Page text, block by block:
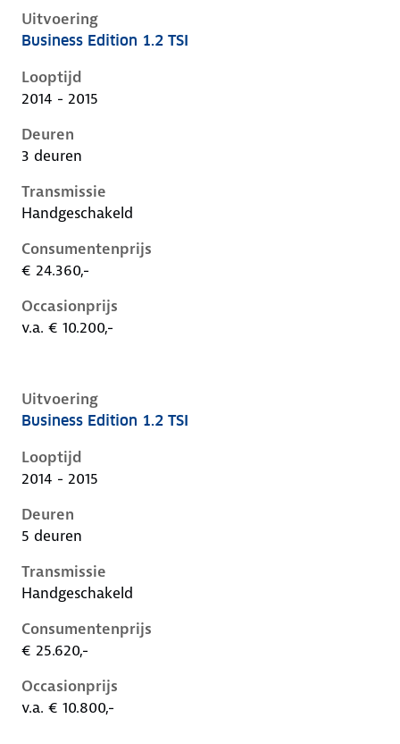
Uitvoering
Volkswagen Golf vii, 1.2 tsi, 77 kW, Benzine, 3 deuren
Business Edition 1.2 TSI
Looptijd
2014 - 2015
Deuren
3 deuren
Transmissie
Handgeschakeld
Consumentenprijs
€ 24.360,-
Occasionprijs
v.a. € 10.200,-
Uitvoering
Volkswagen Golf vii, 1.2 tsi, 77 kW, Benzine, 5 deuren
Business Edition 1.2 TSI
Looptijd
2014 - 2015
Deuren
5 deuren
Transmissie
Handgeschakeld
Consumentenprijs
€ 25.620,-
Occasionprijs
v.a. € 10.800,-